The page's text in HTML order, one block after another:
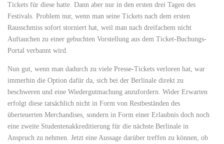
Tickets für diese hatte. Dann aber nur in den ersten drei Tagen des
Festivals. Problem nur, wenn man seine Tickets nach dem ersten
Rausschmiss sofort storniert hat, weil man nach dreifachem nicht
Auftauchen zu einer gebuchten Vorstellung aus dem Ticket-Buchungs-
Portal verbannt wird.
Nun gut, wenn man dadurch zu viele Presse-Tickets verloren hat, war
immerhin die Option dafür da, sich bei der Berlinale direkt zu
beschweren und eine Wiedergutmachung anzufordern. Wider Erwarten
erfolgt diese tatsächlich nicht in Form von Restbeständen des
überteuerten Merchandises, sondern in Form einer Erlaubnis doch noch
eine zweite Studentenakkreditierung für die nächste Berlinale in
Anspruch zu nehmen. Jetzt eine Aussage darüber treffen zu können, ob